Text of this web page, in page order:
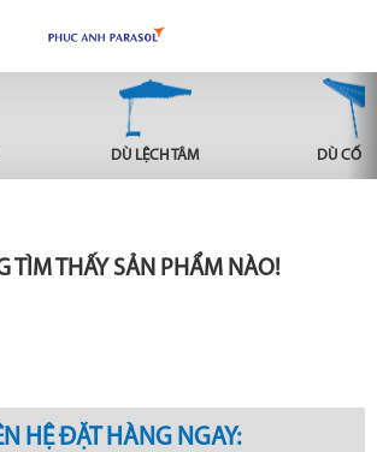
DÙ LỆCH TÂM DÙ CỐ
TÌM THẤY SẢN PHẨM NÀO!
HỆ ĐẶT HÀNG NGAY: